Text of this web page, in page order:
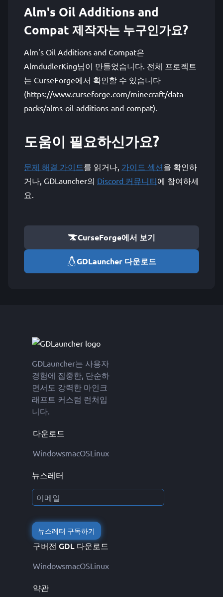
Alm's Oil Additions and
Compat 제작자는 누구인가요?
Alm's Oil Additions and Compat은
AlmdudlerKing님이 만들었습니다. 전체 프로젝트
는 CurseForge에서 확인할 수 있습니다
(https://www.curseforge.com/minecraft/data-
packs/alms-oil-additions-and-compat).
도움이 필요하신가요?
문제 해결 가이드를 읽거나, 가이드 섹션을 확인하
거나, GDLauncher의 Discord 커뮤니티에 참여하세
요.
CurseForge에서 보기
GDLauncher 다운로드
GDLauncher는 사용자
경험에 집중한, 단순하
면서도 강력한 마인크
래프트 커스텀 런처입
니다.
다운로드
WindowsmacOSLinux
뉴스레터
뉴스레터 구독하기
구버전 GDL 다운로드
WindowsmacOSLinux
약관